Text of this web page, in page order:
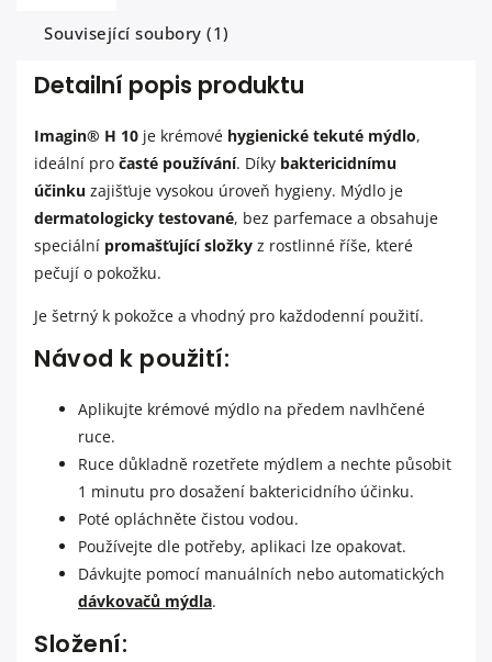
Související soubory (1)
Detailní popis produktu
Imagin® H 10 je krémové hygienické tekuté mýdlo,
ideální pro časté používání. Díky baktericidnímu
účinku zajišťuje vysokou úroveň hygieny. Mýdlo je
dermatologicky testované, bez parfemace a obsahuje
speciální promašťující složky z rostlinné říše, které
pečují o pokožku.
Je šetrný k pokožce a vhodný pro každodenní použití.
Návod k použití:
Aplikujte krémové mýdlo na předem navlhčené
ruce.
Ruce důkladně rozetřete mýdlem a nechte působit
1 minutu pro dosažení baktericidního účinku.
Poté opláchněte čistou vodou.
Používejte dle potřeby, aplikaci lze opakovat.
Dávkujte pomocí manuálních nebo automatických
dávkovačů mýdla.
Složení: